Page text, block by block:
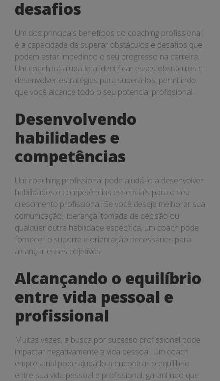
desafios
Um dos principais benefícios do coaching profissional
é a capacidade de superar obstáculos e desafios que
podem estar impedindo o seu progresso na carreira.
Um coach irá ajudá-lo a identificar esses obstáculos e
desenvolver estratégias para superá-los, permitindo
que você alcance todo o seu potencial profissional.
Desenvolvendo
habilidades e
competências
Um coaching profissional pode ajudá-lo a desenvolver
habilidades e competências essenciais para o seu
crescimento profissional. Se você deseja melhorar sua
comunicação, liderança, tomada de decisão ou
qualquer outra habilidade específica, um coach pode
fornecer o suporte e orientação necessários para
alcançar esses objetivos.
Alcançando o equilíbrio
entre vida pessoal e
profissional
Muitas vezes, a busca por sucesso profissional pode
impactar negativamente a vida pessoal. Um coach
empresarial pode ajudá-lo a encontrar o equilíbrio
entre sua vida pessoal e profissional, garantindo que